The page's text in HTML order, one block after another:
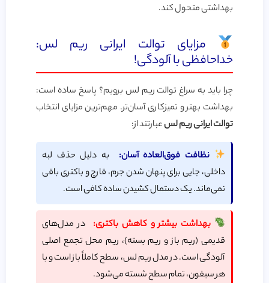
بهداشتی متحول کند.
مزایای توالت ایرانی ریم لس:
خداحافظی با آلودگی!
چرا باید به سراغ توالت ریم لس برویم؟ پاسخ ساده است:
بهداشت بهتر و تمیزکاری آسان‌تر. مهم‌ترین مزایای انتخاب
توالت ایرانی ریم لسعبارتند از:
نظافت فوق‌العاده آسان:
به دلیل حذف لبه
داخلی، جایی برای پنهان شدن جرم، قارچ و باکتری باقی
نمی‌ماند. یک دستمال کشیدن ساده کافی است.
بهداشت بیشتر و کاهش باکتری: در مدل‌های
قدیمی (ریم باز و ریم بسته)، ریم محل تجمع اصلی
آلودگی است. در مدل ریم لس، سطح کاملاً باز است و با
هر سیفون، تمام سطح شسته می‌شود.